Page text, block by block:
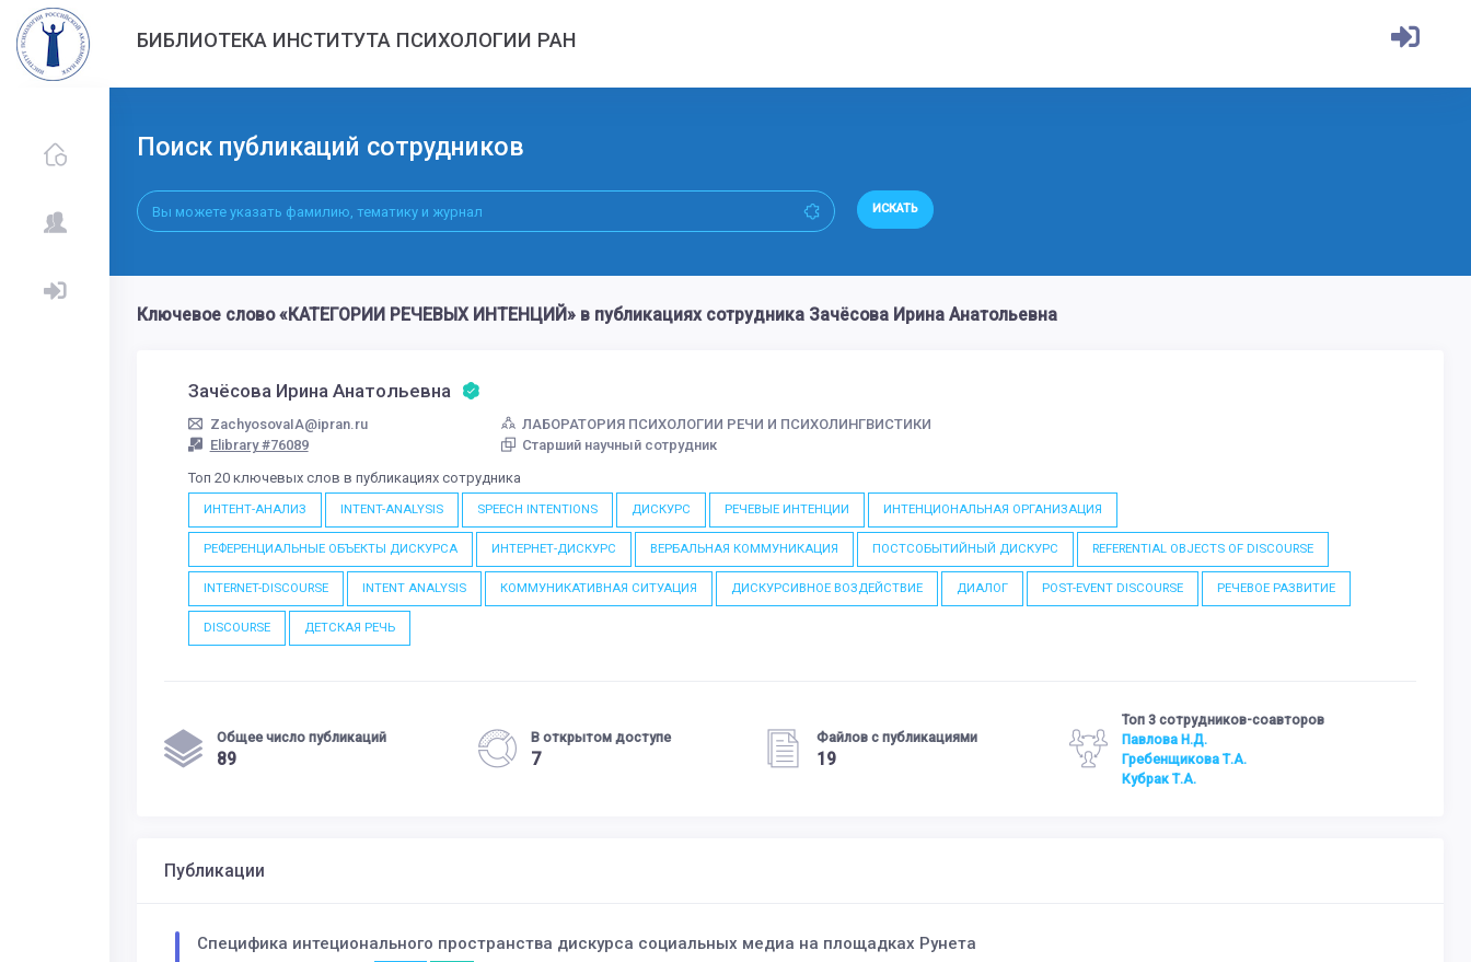
БИБЛИОТЕКА ИНСТИТУТА ПСИХОЛОГИИ РАН
Поиск публикаций сотрудников
ИСКАТЬ
Ключевое слово «КАТЕГОРИИ РЕЧЕВЫХ ИНТЕНЦИЙ» в публикациях сотрудника Зачёсова Ирина Анатольевна
Зачёсова Ирина Анатольевна
ZachyosovaIA@ipran.ru
Elibrary #76089
ЛАБОРАТОРИЯ ПСИХОЛОГИИ РЕЧИ И ПСИХОЛИНГВИСТИКИ
Старший научный сотрудник
Топ 20 ключевых слов в публикациях сотрудника
ИНТЕНТ-АНАЛИЗ INTENT-ANALYSIS SPEECH INTENTIONS ДИСКУРС РЕЧЕВЫЕ ИНТЕНЦИИ ИНТЕНЦИОНАЛЬНАЯ ОРГАНИЗАЦИЯ
РЕФЕРЕНЦИАЛЬНЫЕ ОБЪЕКТЫ ДИСКУРСА ИНТЕРНЕТ-ДИСКУРС ВЕРБАЛЬНАЯ КОММУНИКАЦИЯ ПОСТСОБЫТИЙНЫЙ ДИСКУРС REFERENTIAL OBJECTS OF DISCOURSE
INTERNET-DISCOURSE INTENT ANALYSIS КОММУНИКАТИВНАЯ СИТУАЦИЯ ДИСКУРСИВНОЕ ВОЗДЕЙСТВИЕ ДИАЛОГ POST-EVENT DISCOURSE РЕЧЕВОЕ РАЗВИТИЕ
DISCOURSE ДЕТСКАЯ РЕЧЬ
Общее число публикаций
89
В открытом доступе
7
Файлов с публикациями
19
Топ 3 сотрудников-соавторов
Павлова Н.Д.
Гребенщикова Т.А.
Кубрак Т.А.
Публикации
Специфика интеционального пространства дискурса социальных медиа на площадках Рунета